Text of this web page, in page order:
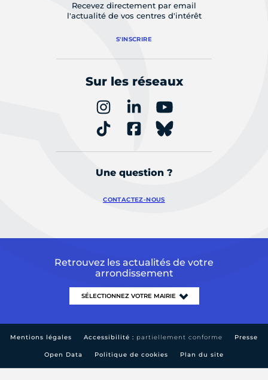
Recevez directement par email
l'actualité de vos centres d'intérêt
S'INSCRIRE
Sur les réseaux
Une question ?
CONTACTEZ-NOUS
Retrouvez les actualités de votre
arrondissement
Mentions légales Accessibilité : partiellement conforme Presse
Open Data Politique de cookies Plan du site